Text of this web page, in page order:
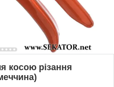
косою різання